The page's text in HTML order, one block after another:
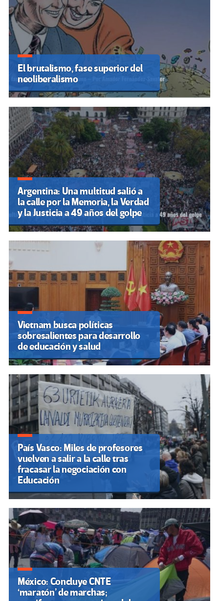
El brutalismo, fase superior del
neoliberalismo
Argentina: Una multitud salió a
la calle por la Memoria, la Verdad
y la Justicia a 49 años del golpe
Vietnam busca políticas
sobresalientes para desarrollo
de educación y salud
País Vasco: Miles de profesores
vuelven a salir a la calle tras
fracasar la negociación con
Educación
México: Concluye CNTE
‘maratón’ de marchas;